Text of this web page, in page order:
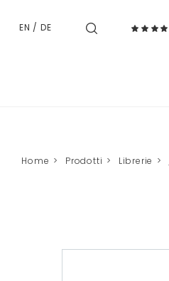
EN / DE
Home > Prodotti > Librerie >